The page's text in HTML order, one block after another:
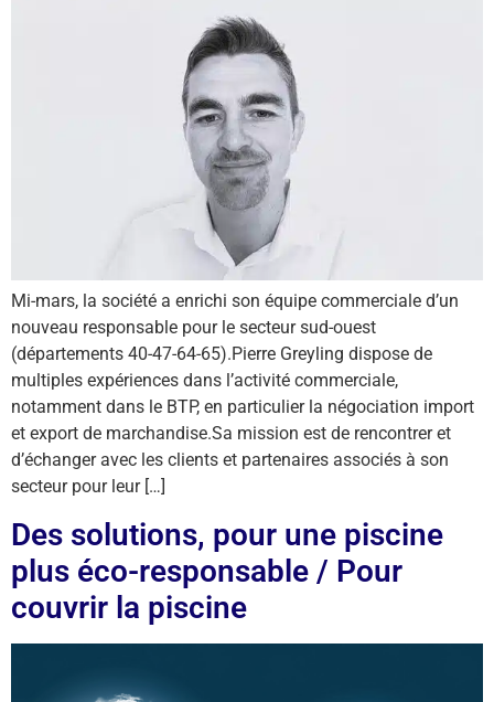
Mi-mars, la société a enrichi son équipe commerciale d’un
nouveau responsable pour le secteur sud-ouest
(départements 40-47-64-65).Pierre Greyling dispose de
multiples expériences dans l’activité commerciale,
notamment dans le BTP, en particulier la négociation import
et export de marchandise.Sa mission est de rencontrer et
d’échanger avec les clients et partenaires associés à son
secteur pour leur […]
Des solutions, pour une piscine
plus éco-responsable / Pour
couvrir la piscine